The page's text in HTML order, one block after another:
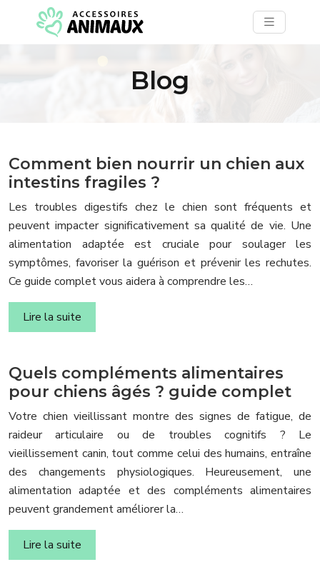
Blog
Comment bien nourrir un chien aux
intestins fragiles ?
Les troubles digestifs chez le chien sont fréquents et
peuvent impacter significativement sa qualité de vie. Une
alimentation adaptée est cruciale pour soulager les
symptômes, favoriser la guérison et prévenir les rechutes.
Ce guide complet vous aidera à comprendre les…
Lire la suite
Quels compléments alimentaires
pour chiens âgés ? guide complet
Votre chien vieillissant montre des signes de fatigue, de
raideur articulaire ou de troubles cognitifs ? Le
vieillissement canin, tout comme celui des humains, entraîne
des changements physiologiques. Heureusement, une
alimentation adaptée et des compléments alimentaires
peuvent grandement améliorer la…
Lire la suite